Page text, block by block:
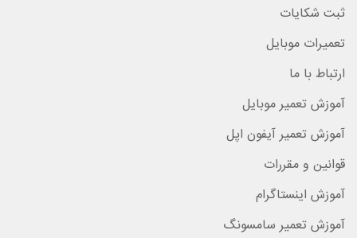
ثبت شکایات
تعمیرات موبایل
ارتباط با ما
آموزش تعمیر موبایل
آموزش تعمیر آیفون اپل
قوانین و مقررات
آموزش اینستاگرام
آموزش تعمیر سامسونگ